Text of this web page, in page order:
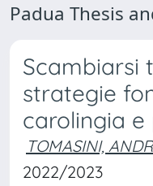
Padua Thesis
Scambiarsi
strategie
carolingia e
TOMASINI,
2022/2023